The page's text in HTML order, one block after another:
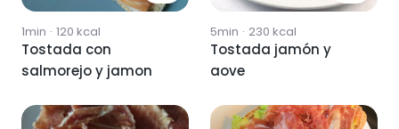
1min · 120 kcal
Tostada con
salmorejo y jamon
5min · 230 kcal
Tostada jamón y
aove